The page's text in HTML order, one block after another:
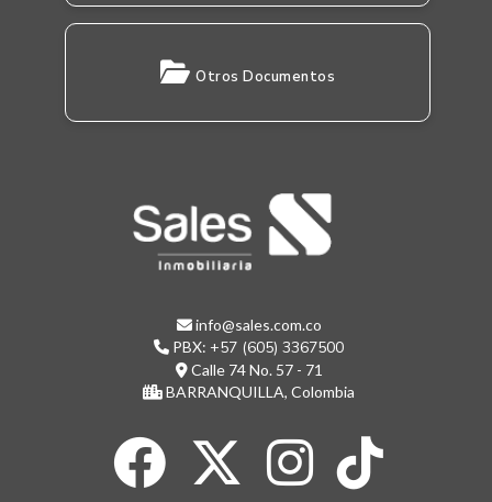
Otros Documentos
info@sales.com.co
PBX: +57 (605) 3367500
Calle 74 No. 57 - 71
BARRANQUILLA, Colombia